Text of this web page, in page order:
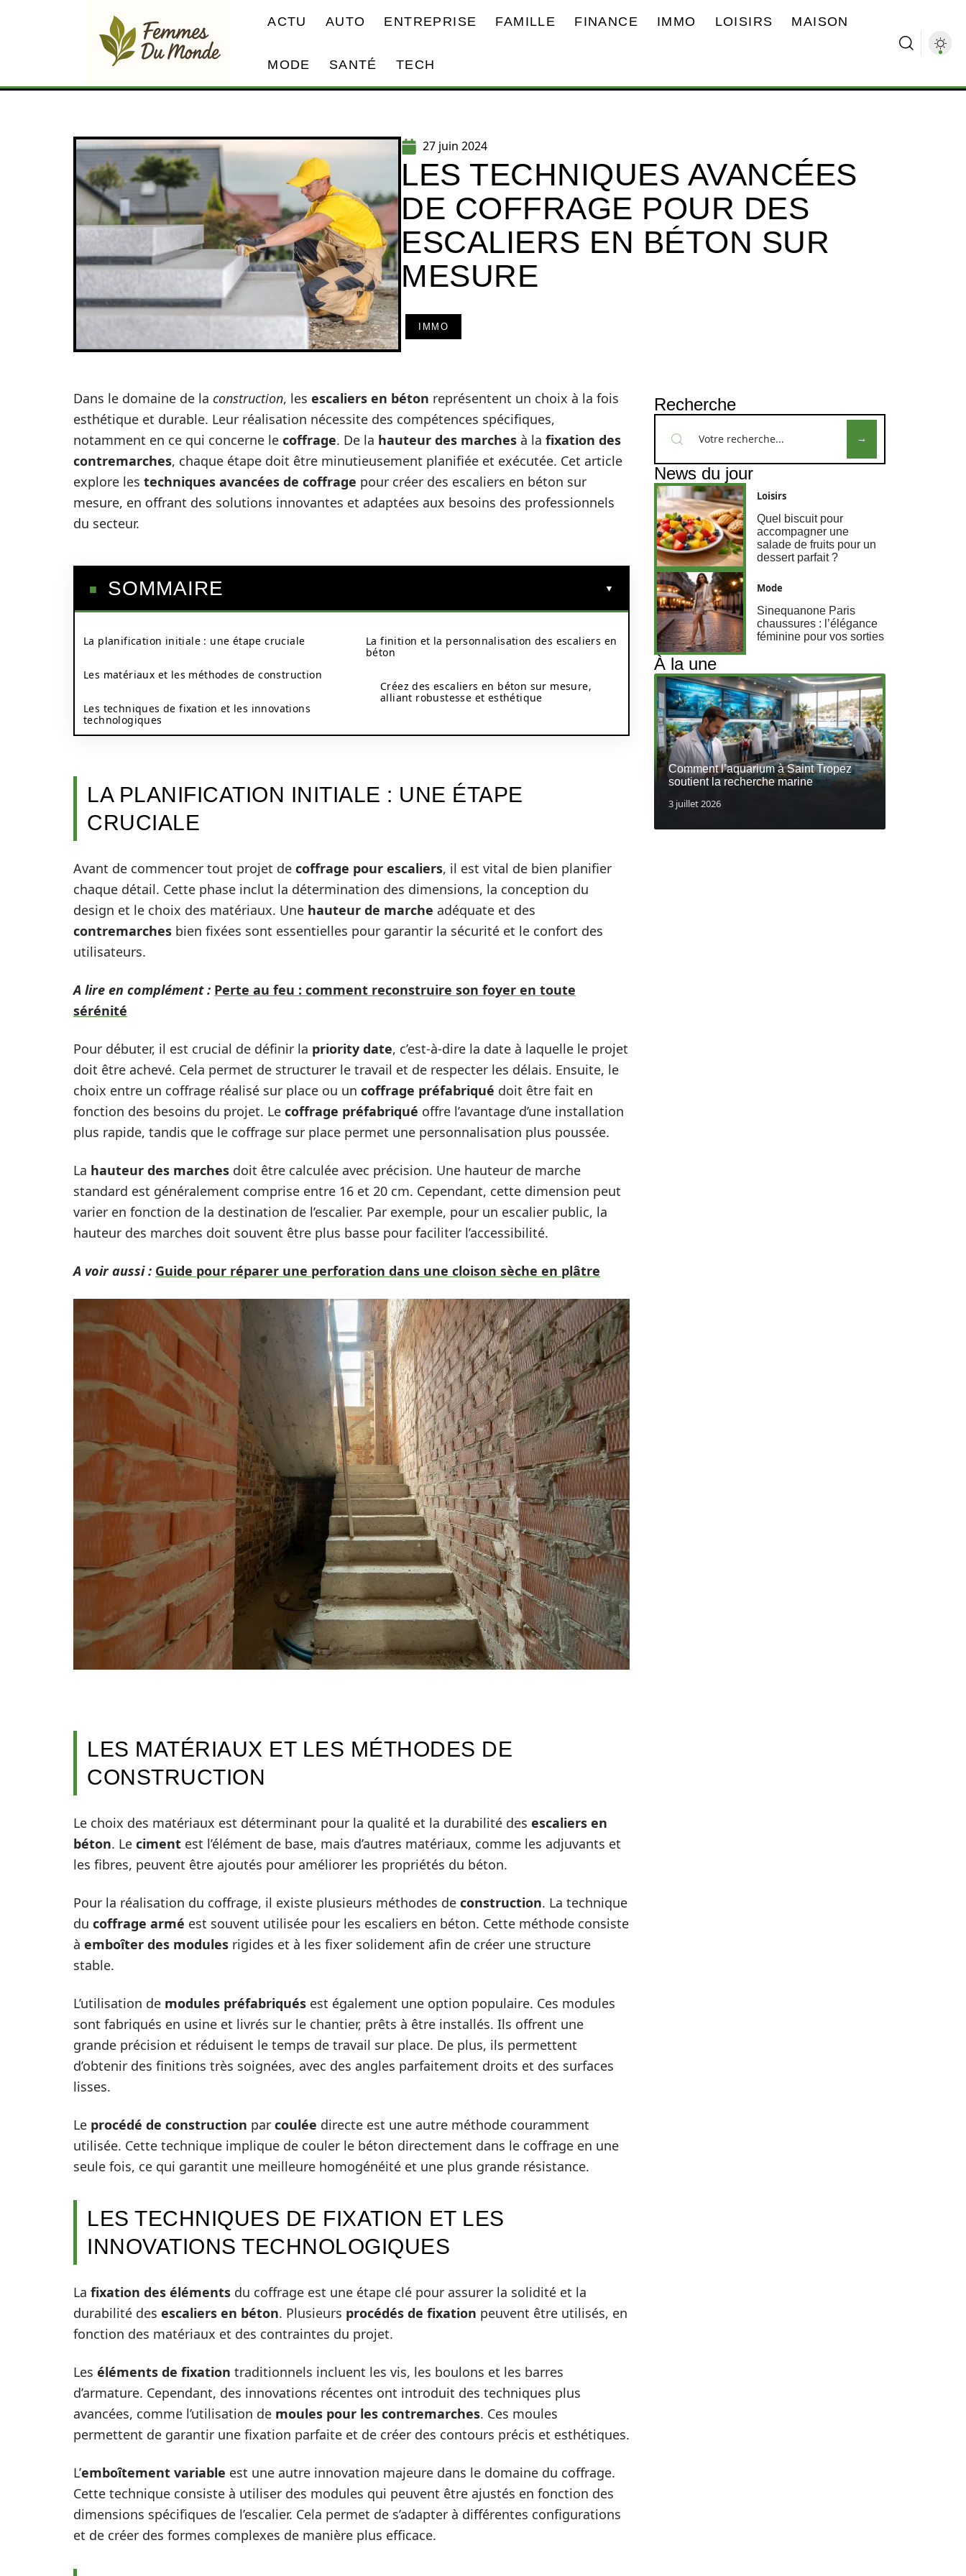
ACTU AUTO ENTREPRISE FAMILLE FINANCE IMMO LOISIRS MAISON
MODE SANTÉ TECH
27 juin 2024
LES TECHNIQUES AVANCÉES
DE COFFRAGE POUR DES
ESCALIERS EN BÉTON SUR
MESURE
IMMO
Dans le domaine de la construction, les escaliers en béton représentent un choix à la fois
esthétique et durable. Leur réalisation nécessite des compétences spécifiques,
notamment en ce qui concerne le coffrage. De la hauteur des marches à la fixation des
contremarches, chaque étape doit être minutieusement planifiée et exécutée. Cet article
explore les techniques avancées de coffrage pour créer des escaliers en béton sur
mesure, en offrant des solutions innovantes et adaptées aux besoins des professionnels
du secteur.
SOMMAIRE
La planification initiale : une étape cruciale
Les matériaux et les méthodes de construction
Les techniques de fixation et les innovations
technologiques
La finition et la personnalisation des escaliers en
béton
Créez des escaliers en béton sur mesure,
alliant robustesse et esthétique
LA PLANIFICATION INITIALE : UNE ÉTAPE
CRUCIALE
Avant de commencer tout projet de coffrage pour escaliers, il est vital de bien planifier
chaque détail. Cette phase inclut la détermination des dimensions, la conception du
design et le choix des matériaux. Une hauteur de marche adéquate et des
contremarches bien fixées sont essentielles pour garantir la sécurité et le confort des
utilisateurs.
A lire en complément : Perte au feu : comment reconstruire son foyer en toute
sérénité
Pour débuter, il est crucial de définir la priority date, c’est-à-dire la date à laquelle le projet
doit être achevé. Cela permet de structurer le travail et de respecter les délais. Ensuite, le
choix entre un coffrage réalisé sur place ou un coffrage préfabriqué doit être fait en
fonction des besoins du projet. Le coffrage préfabriqué offre l’avantage d’une installation
plus rapide, tandis que le coffrage sur place permet une personnalisation plus poussée.
La hauteur des marches doit être calculée avec précision. Une hauteur de marche
standard est généralement comprise entre 16 et 20 cm. Cependant, cette dimension peut
varier en fonction de la destination de l’escalier. Par exemple, pour un escalier public, la
hauteur des marches doit souvent être plus basse pour faciliter l’accessibilité.
A voir aussi : Guide pour réparer une perforation dans une cloison sèche en plâtre
LES MATÉRIAUX ET LES MÉTHODES DE
CONSTRUCTION
Le choix des matériaux est déterminant pour la qualité et la durabilité des escaliers en
béton. Le ciment est l’élément de base, mais d’autres matériaux, comme les adjuvants et
les fibres, peuvent être ajoutés pour améliorer les propriétés du béton.
Pour la réalisation du coffrage, il existe plusieurs méthodes de construction. La technique
du coffrage armé est souvent utilisée pour les escaliers en béton. Cette méthode consiste
à emboîter des modules rigides et à les fixer solidement afin de créer une structure
stable.
L’utilisation de modules préfabriqués est également une option populaire. Ces modules
sont fabriqués en usine et livrés sur le chantier, prêts à être installés. Ils offrent une
grande précision et réduisent le temps de travail sur place. De plus, ils permettent
d’obtenir des finitions très soignées, avec des angles parfaitement droits et des surfaces
lisses.
Le procédé de construction par coulée directe est une autre méthode couramment
utilisée. Cette technique implique de couler le béton directement dans le coffrage en une
seule fois, ce qui garantit une meilleure homogénéité et une plus grande résistance.
LES TECHNIQUES DE FIXATION ET LES
INNOVATIONS TECHNOLOGIQUES
La fixation des éléments du coffrage est une étape clé pour assurer la solidité et la
durabilité des escaliers en béton. Plusieurs procédés de fixation peuvent être utilisés, en
fonction des matériaux et des contraintes du projet.
Les éléments de fixation traditionnels incluent les vis, les boulons et les barres
d’armature. Cependant, des innovations récentes ont introduit des techniques plus
avancées, comme l’utilisation de moules pour les contremarches. Ces moules
permettent de garantir une fixation parfaite et de créer des contours précis et esthétiques.
L’emboîtement variable est une autre innovation majeure dans le domaine du coffrage.
Cette technique consiste à utiliser des modules qui peuvent être ajustés en fonction des
dimensions spécifiques de l’escalier. Cela permet de s’adapter à différentes configurations
et de créer des formes complexes de manière plus efficace.
Recherche
News du jour
Loisirs
Quel biscuit pour
accompagner une
salade de fruits pour un
dessert parfait ?
Mode
Sinequanone Paris
chaussures : l’élégance
féminine pour vos sorties
À la une
Comment l’aquarium à Saint Tropez
soutient la recherche marine
3 juillet 2026